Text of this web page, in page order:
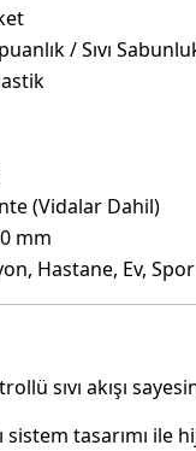
/ Sıvı
(Vidalar Dahil)
mm
Hastane, Ev,
sıvı akışı
sistem tasarımı ile